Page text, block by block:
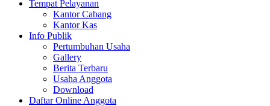
Tempat Pelayanan
Kantor Cabang
Kantor Kas
Info Publik
Pertumbuhan Usaha
Gallery
Berita Terbaru
Usaha Anggota
Download
Daftar Online Anggota